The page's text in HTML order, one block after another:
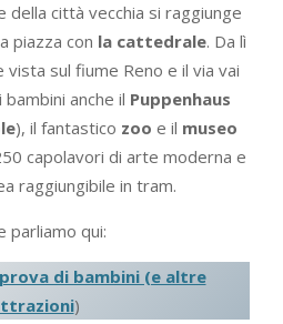
città vecchia si raggiunge
piazza con la cattedrale. Da lì
vista sul fiume Reno e il via vai
anche il Puppenhaus
), il fantastico zoo e il museo
capolavori di arte moderna e
raggiungibile in tram.
parliamo qui:
di bambini (e altre
)